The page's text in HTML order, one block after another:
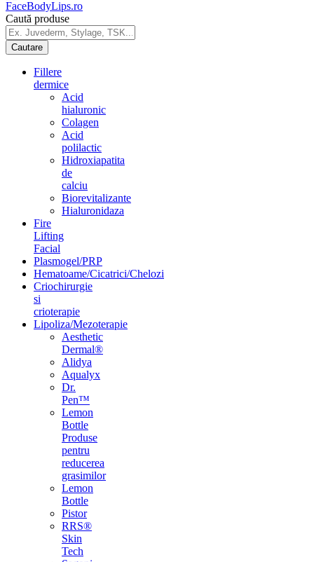
Caută produse
Fillere
dermice
Acid
hialuronic
Colagen
Acid
polilactic
Hidroxiapatita
de
calciu
Biorevitalizante
Hialuronidaza
Fire
Lifting
Facial
Plasmogel/PRP
Hematoame/Cicatrici/Chelozi
Criochirurgie
si
crioterapie
Lipoliza/Mezoterapie
Aesthetic
Dermal®
Alidya
Aqualyx
Dr.
Pen™
Lemon
Bottle
Produse
pentru
reducerea
grasimilor
Lemon
Bottle
Pistor
RRS®
Skin
Tech